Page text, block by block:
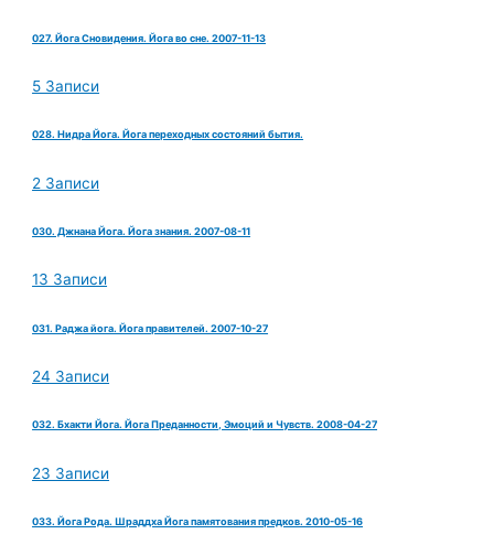
027. Йога Сновидения. Йога во сне. 2007-11-13
5 Записи
028. Нидра Йога. Йога переходных состояний бытия.
2 Записи
030. Джнана Йога. Йога знания. 2007-08-11
13 Записи
031. Раджа йога. Йога правителей. 2007-10-27
24 Записи
032. Бхакти Йога. Йога Преданности, Эмоций и Чувств. 2008-04-27
23 Записи
033. Йога Рода. Шраддха Йога памятования предков. 2010-05-16